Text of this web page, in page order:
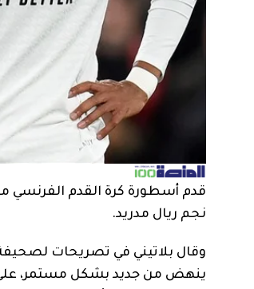
قدم أسطورة كرة القدم الفرنسي
نجم ريال مدريد.
وقال بلاتيني في تصريحات
ينهض من جديد بشكل مستمر، على